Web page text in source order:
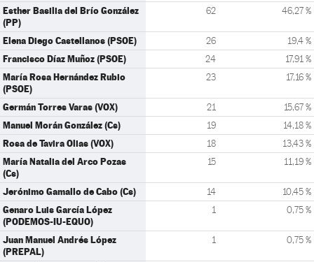
Esther Basilia del Brío González
(PP)
62 46,27 %
Elena Diego Castellanos (PSOE) 26 19,4 %
Francisco Díaz Muñoz (PSOE) 24 17,91 %
María Rosa Hernández Rubio
(PSOE)
23 17,16 %
Germán Torres Varas (VOX) 21 15,67 %
Manuel Morán González (Cs) 19 14,18 %
Rosa de Tavira Olias (VOX) 18 13,43 %
María Natalia del Arco Pozas
(Cs)
15 11,19 %
Jerónimo Gamallo de Cabo (Cs) 14 10,45 %
Genaro Luis García López
(PODEMOS-IU-EQUO)
1 0,75 %
Juan Manuel Andrés López
(PREPAL)
1 0,75 %